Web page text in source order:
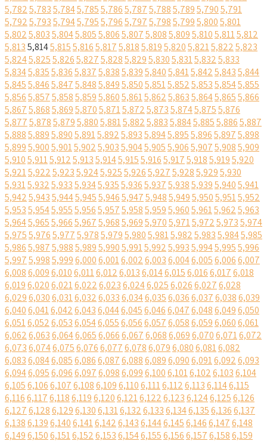
5,7825,7835,7845,7855,7865,7875,7885,7895,7905,791
5,7925,7935,7945,7955,7965,7975,7985,7995,8005,801
5,8025,8035,8045,8055,8065,8075,8085,8095,8105,8115,812
5,8135,8145,8155,8165,8175,8185,8195,8205,8215,8225,823
5,8245,8255,8265,8275,8285,8295,8305,8315,8325,833
5,8345,8355,8365,8375,8385,8395,8405,8415,8425,8435,844
5,8455,8465,8475,8485,8495,8505,8515,8525,8535,8545,855
5,8565,8575,8585,8595,8605,8615,8625,8635,8645,8655,866
5,8675,8685,8695,8705,8715,8725,8735,8745,8755,876
5,8775,8785,8795,8805,8815,8825,8835,8845,8855,8865,887
5,8885,8895,8905,8915,8925,8935,8945,8955,8965,8975,898
5,8995,9005,9015,9025,9035,9045,9055,9065,9075,9085,909
5,9105,9115,9125,9135,9145,9155,9165,9175,9185,9195,920
5,9215,9225,9235,9245,9255,9265,9275,9285,9295,930
5,9315,9325,9335,9345,9355,9365,9375,9385,9395,9405,941
5,9425,9435,9445,9455,9465,9475,9485,9495,9505,9515,952
5,9535,9545,9555,9565,9575,9585,9595,9605,9615,9625,963
5,9645,9655,9665,9675,9685,9695,9705,9715,9725,9735,974
5,9755,9765,9775,9785,9795,9805,9815,9825,9835,9845,985
5,9865,9875,9885,9895,9905,9915,9925,9935,9945,9955,996
5,9975,9985,9996,0006,0016,0026,0036,0046,0056,0066,007
6,0086,0096,0106,0116,0126,0136,0146,0156,0166,0176,018
6,0196,0206,0216,0226,0236,0246,0256,0266,0276,028
6,0296,0306,0316,0326,0336,0346,0356,0366,0376,0386,039
6,0406,0416,0426,0436,0446,0456,0466,0476,0486,0496,050
6,0516,0526,0536,0546,0556,0566,0576,0586,0596,0606,061
6,0626,0636,0646,0656,0666,0676,0686,0696,0706,0716,072
6,0736,0746,0756,0766,0776,0786,0796,0806,0816,082
6,0836,0846,0856,0866,0876,0886,0896,0906,0916,0926,093
6,0946,0956,0966,0976,0986,0996,1006,1016,1026,1036,104
6,1056,1066,1076,1086,1096,1106,1116,1126,1136,1146,115
6,1166,1176,1186,1196,1206,1216,1226,1236,1246,1256,126
6,1276,1286,1296,1306,1316,1326,1336,1346,1356,1366,137
6,1386,1396,1406,1416,1426,1436,1446,1456,1466,1476,148
6,1496,1506,1516,1526,1536,1546,1556,1566,1576,1586,159